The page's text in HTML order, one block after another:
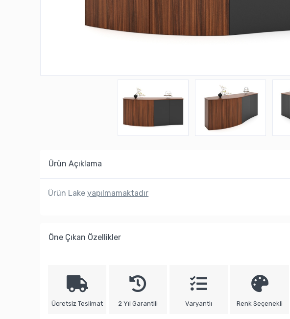
Ürün Açıklama
Ürün Lakeyapılmamaktadır
Öne Çıkan Özellikler
Ücretsiz Teslimat 2 Yıl Garantili Varyantlı Renk Seçenekli